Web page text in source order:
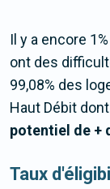
Il y a encore
ont des
99,08% des
Haut Débit
potentiel de +
Taux